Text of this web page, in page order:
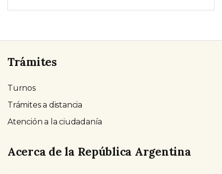
Trámites
Turnos
Trámites a distancia
Atención a la ciudadanía
Acerca de la República Argentina